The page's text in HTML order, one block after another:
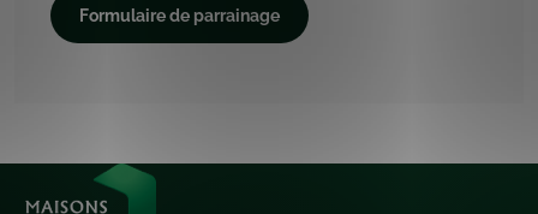
Formulaire de parrainage